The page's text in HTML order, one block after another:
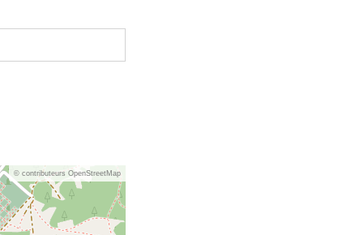
© contributeurs OpenStreetMap